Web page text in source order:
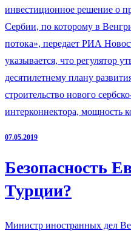
инвестиционное решение о
Сербии, по которому в
потока», передает РИА
указывается, что регулятор
десятилетнему плану
строительство нового
интерконнектора, мощность
07.05.2019
Безопасность
Турции?
Министр иностранных дел